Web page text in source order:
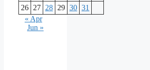
26 27 28 29 30 31
« Apr
Jun »